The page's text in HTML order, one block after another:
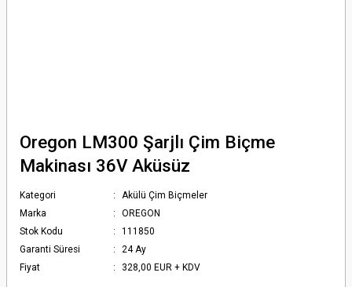
Oregon LM300 Şarjlı Çim Biçme
Makinası 36V Aküsüz
Kategori
Akülü Çim Biçmeler
Marka
OREGON
Stok Kodu
111850
Garanti Süresi
24 Ay
Fiyat
328,00 EUR + KDV